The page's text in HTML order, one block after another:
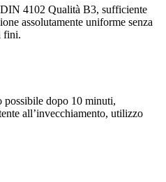
4102 Qualità B3, sufficiente
assolutamente uniforme senza
fini.
dopo 10 minuti,
all’invecchiamento, utilizzo